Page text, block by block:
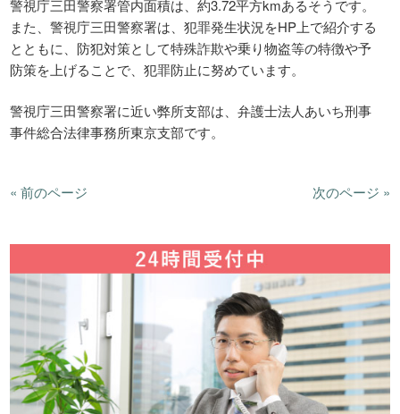
警視庁三田警察署管内面積は、約3.72平方kmあるそうです。
また、警視庁三田警察署は、犯罪発生状況をHP上で紹介する
とともに、防犯対策として特殊詐欺や乗り物盗等の特徴や予
防策を上げることで、犯罪防止に努めています。
警視庁三田警察署に近い弊所支部は、弁護士法人あいち刑事
事件総合法律事務所東京支部です。
« 前のページ 次のページ »